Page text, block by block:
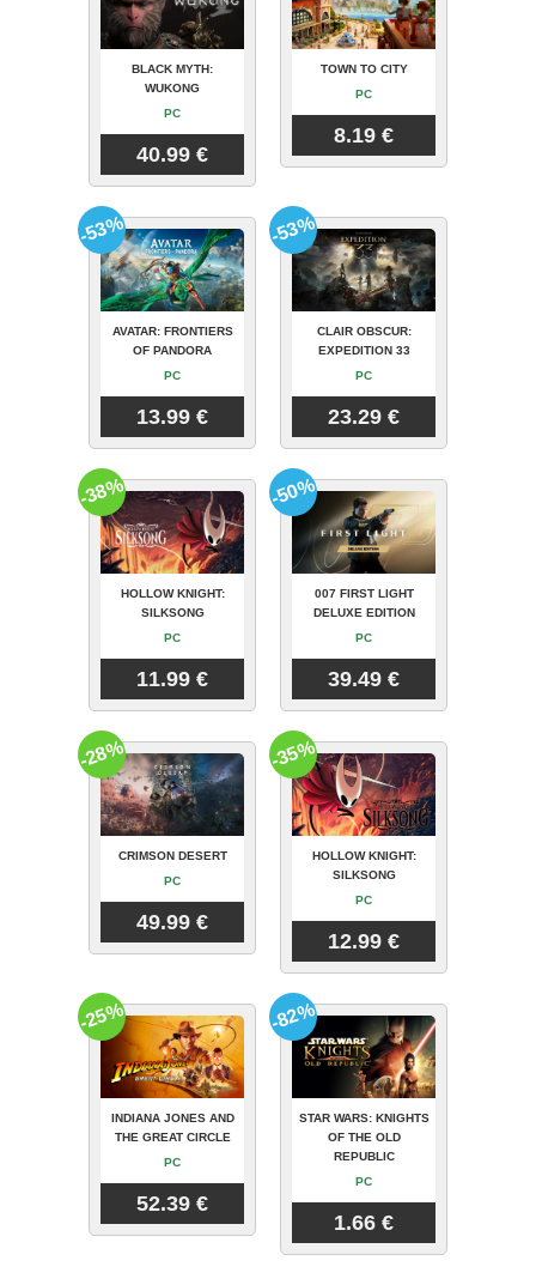
BLACK MYTH:
WUKONG
PC
40.99 €
TOWN TO CITY
PC
8.19 €
AVATAR: FRONTIERS
OF PANDORA
PC
13.99 €
-53%
CLAIR OBSCUR:
EXPEDITION 33
PC
23.29 €
-53%
HOLLOW KNIGHT:
SILKSONG
PC
11.99 €
-38%
007 FIRST LIGHT
DELUXE EDITION
PC
39.49 €
-50%
CRIMSON DESERT
PC
49.99 €
-28%
HOLLOW KNIGHT:
SILKSONG
PC
12.99 €
-35%
INDIANA JONES AND
THE GREAT CIRCLE
PC
52.39 €
-25%
STAR WARS: KNIGHTS
OF THE OLD
REPUBLIC
PC
1.66 €
-82%